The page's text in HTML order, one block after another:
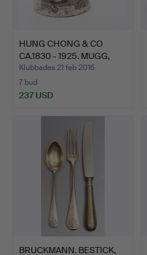
HUNG CHONG & CO
CA.1830 - 1925. MUGG,
Shan…
Klubbades 21 feb 2016
7 bud
237 USD
BRUCKMANN. BESTICK,